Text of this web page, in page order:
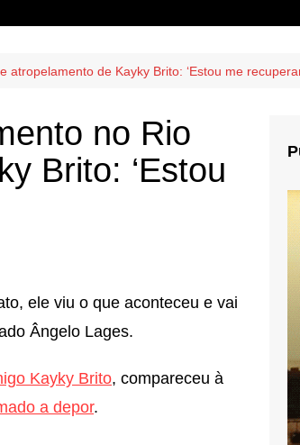
de Kayky Brito: ‘Estou me
no Rio
Brito: ‘Estou
ele viu o que aconteceu e vai
Ângelo Lages.
Kayky Brito, compareceu à
a depor.